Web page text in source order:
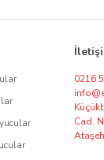
koruyucu tedariki ve
cihazlarınızı
0216
Cad.